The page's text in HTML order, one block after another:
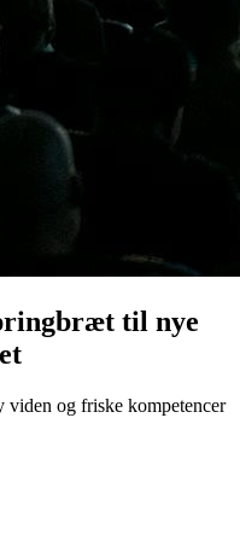
til nye
viden og friske kompetencer